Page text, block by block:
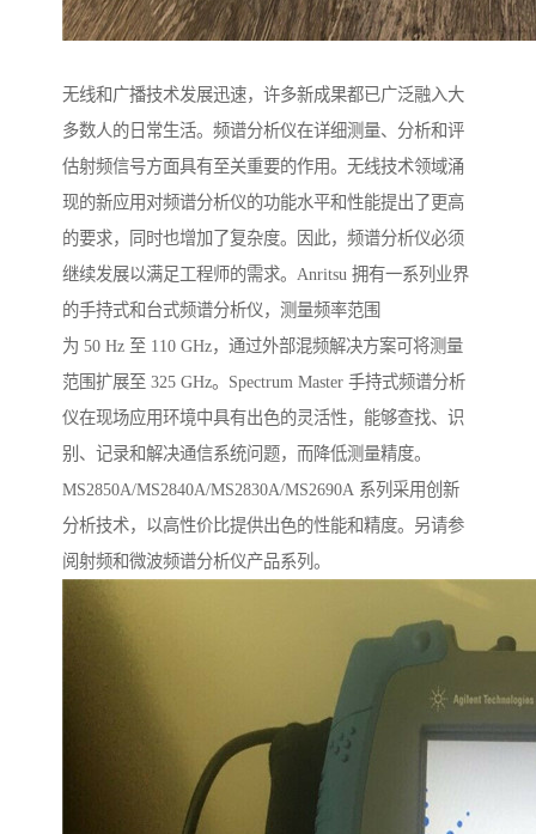
无线和广播技术发展迅速，许多新成果都已广泛融入大
多数人的日常生活。频谱分析仪在详细测量、分析和评
估射频信号方面具有至关重要的作用。无线技术领域涌
现的新应用对频谱分析仪的功能水平和性能提出了更高
的要求，同时也增加了复杂度。因此，频谱分析仪必须
继续发展以满足工程师的需求。Anritsu 拥有一系列业界
的手持式和台式频谱分析仪，测量频率范围
为 50 Hz 至 110 GHz，通过外部混频解决方案可将测量
范围扩展至 325 GHz。Spectrum Master 手持式频谱分析
仪在现场应用环境中具有出色的灵活性，能够查找、识
别、记录和解决通信系统问题，而降低测量精度。
MS2850A/MS2840A/MS2830A/MS2690A 系列采用创新
分析技术，以高性价比提供出色的性能和精度。另请参
阅射频和微波频谱分析仪产品系列。